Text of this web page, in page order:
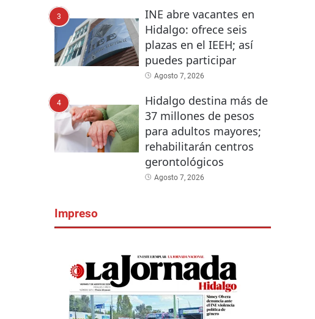
3
INE abre vacantes en
Hidalgo: ofrece seis
plazas en el IEEH; así
puedes participar
Agosto 7, 2026
4
Hidalgo destina más de
37 millones de pesos
para adultos mayores;
rehabilitarán centros
gerontológicos
Agosto 7, 2026
Impreso